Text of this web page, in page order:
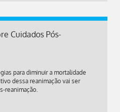
Cuidados Pós-
para diminuir a mortalidade
dessa reanimação vai ser
reanimação.